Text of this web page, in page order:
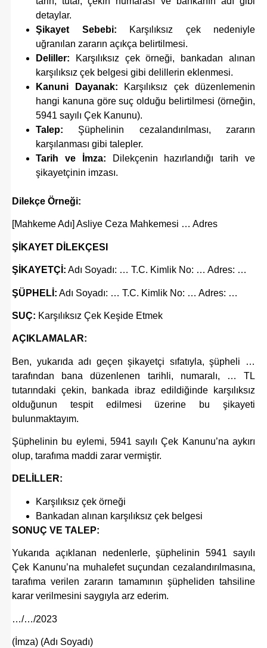
detaylar.
Şikayet Sebebi: Karşılıksız çek nedeniyle
uğranılan zararın açıkça belirtilmesi.
Deliller: Karşılıksız çek örneği, bankadan alınan
karşılıksız çek belgesi gibi delillerin eklenmesi.
Kanuni Dayanak: Karşılıksız çek düzenlemenin
hangi kanuna göre suç olduğu belirtilmesi (örneğin,
5941 sayılı Çek Kanunu).
Talep: Şüphelinin cezalandırılması, zararın
karşılanması gibi talepler.
Tarih ve İmza: Dilekçenin hazırlandığı tarih ve
şikayetçinin imzası.
Dilekçe Örneği:
[Mahkeme Adı] Asliye Ceza Mahkemesi … Adres
ŞİKAYET DİLEKÇESI
ŞİKAYETÇİ: Adı Soyadı: … T.C. Kimlik No: … Adres: …
ŞÜPHELİ: Adı Soyadı: … T.C. Kimlik No: … Adres: …
SUÇ: Karşılıksız Çek Keşide Etmek
AÇIKLAMALAR:
Ben, yukarıda adı geçen şikayetçi sıfatıyla, şüpheli …
tarafından bana düzenlenen tarihli, numaralı, … TL
tutarındaki çekin, bankada ibraz edildiğinde karşılıksız
olduğunun tespit edilmesi üzerine bu şikayeti
bulunmaktayım.
Şüphelinin bu eylemi, 5941 sayılı Çek Kanunu’na aykırı
olup, tarafıma maddi zarar vermiştir.
DELİLLER:
Karşılıksız çek örneği
Bankadan alınan karşılıksız çek belgesi
SONUÇ VE TALEP:
Yukarıda açıklanan nedenlerle, şüphelinin 5941 sayılı
Çek Kanunu’na muhalefet suçundan cezalandırılmasına,
tarafıma verilen zararın tamamının şüpheliden tahsiline
karar verilmesini saygıyla arz ederim.
…/…/2023
(İmza) (Adı Soyadı)